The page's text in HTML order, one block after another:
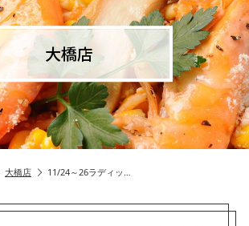
大橋店
大橋店 11/24～26ラディッ…